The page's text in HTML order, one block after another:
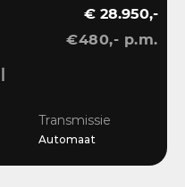
€ 28.950,-
€480,- p.m.
Transmissie
Automaat